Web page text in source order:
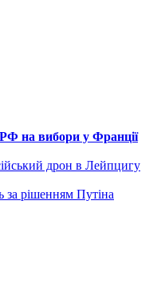
РФ на вибори у Франції
дрон в Лейпцигу
за рішенням Путіна